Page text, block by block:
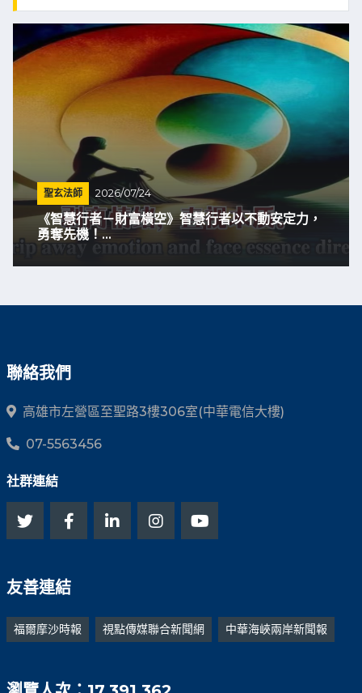
聖玄法師 2026/07/24
《智慧行者－財富橫空》智慧行者以不動安定力，
勇奪先機！...
聯絡我們
高雄市左營區至聖路3樓306室(中華電信大樓)
07-5563456
社群連結
友善連結
福爾摩沙時報 視點傳媒聯合新聞網 中華海峽兩岸新聞報